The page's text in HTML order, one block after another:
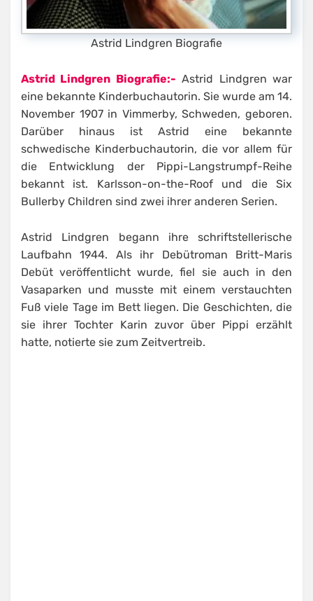
Astrid Lindgren Biografie
Astrid Lindgren Biografie:- Astrid Lindgren war
eine bekannte Kinderbuchautorin. Sie wurde am 14.
November 1907 in Vimmerby, Schweden, geboren.
Darüber hinaus ist Astrid eine bekannte
schwedische Kinderbuchautorin, die vor allem für
die Entwicklung der Pippi-Langstrumpf-Reihe
bekannt ist. Karlsson-on-the-Roof und die Six
Bullerby Children sind zwei ihrer anderen Serien.
Astrid Lindgren begann ihre schriftstellerische
Laufbahn 1944. Als ihr Debütroman Britt-Maris
Debüt veröffentlicht wurde, fiel sie auch in den
Vasaparken und musste mit einem verstauchten
Fuß viele Tage im Bett liegen. Die Geschichten, die
sie ihrer Tochter Karin zuvor über Pippi erzählt
hatte, notierte sie zum Zeitvertreib.